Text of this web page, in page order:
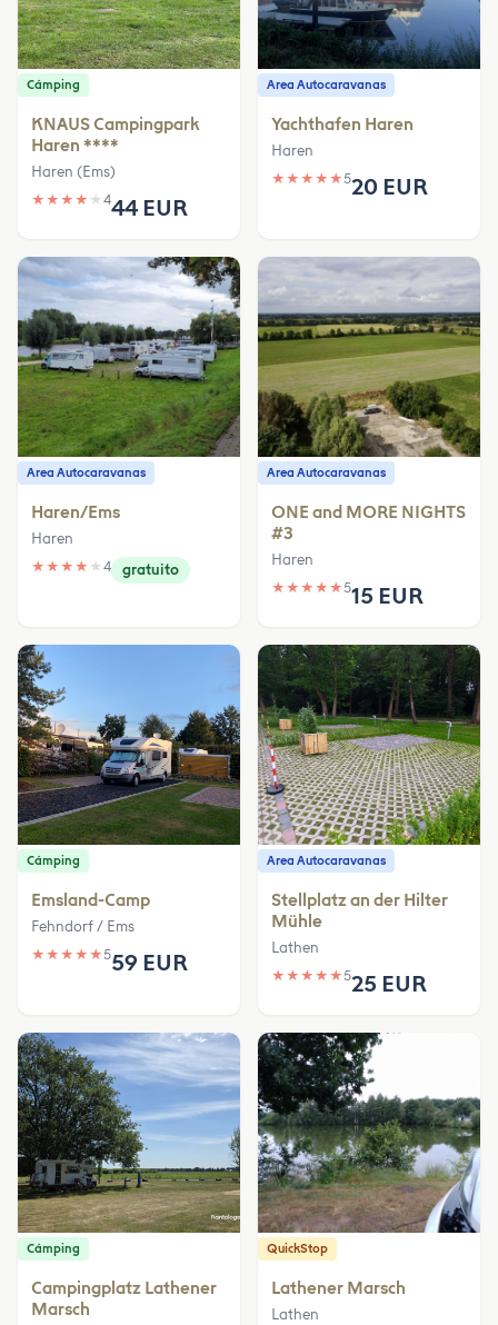
Cámping
KNAUS Campingpark
Haren ****
Haren (Ems)
★ ★ ★ ★ ★ 444 EUR
Area Autocaravanas
Yachthafen Haren
Haren
★ ★ ★ ★ ★520 EUR
Area Autocaravanas
Haren/Ems
Haren
★ ★ ★ ★ ★ 4 gratuito
Area Autocaravanas
ONE and MORE NIGHTS
#3
Haren
★ ★ ★ ★ ★515 EUR
Cámping
Emsland-Camp
Fehndorf / Ems
★ ★ ★ ★ ★559 EUR
Area Autocaravanas
Stellplatz an der Hilter
Mühle
Lathen
★ ★ ★ ★ ★525 EUR
Cámping
Campingplatz Lathener
Marsch
QuickStop
Lathener Marsch
Lathen